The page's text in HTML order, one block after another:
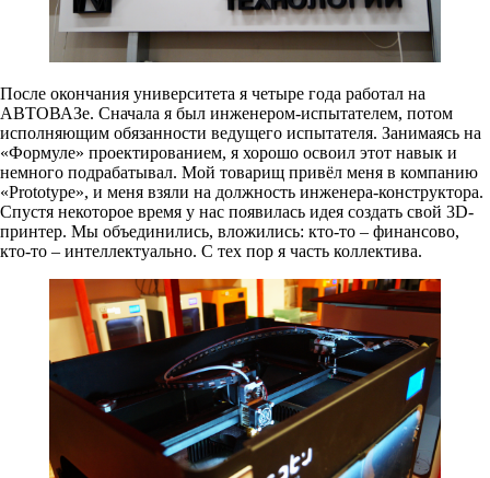
После окончания университета я четыре года работал на
АВТОВАЗе. Сначала я был инженером-испытателем, потом
исполняющим обязанности ведущего испытателя. Занимаясь на
«Формуле» проектированием, я хорошо освоил этот навык и
немного подрабатывал. Мой товарищ привёл меня в компанию
«Prototype», и меня взяли на должность инженера-конструктора.
Спустя некоторое время у нас появилась идея создать свой 3D-
принтер. Мы объединились, вложились: кто-то – финансово,
кто-то – интеллектуально. С тех пор я часть коллектива.